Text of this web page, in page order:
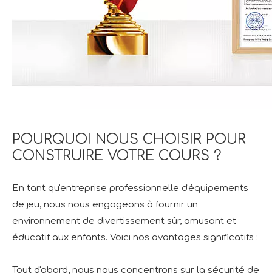
POURQUOI NOUS CHOISIR POUR
CONSTRUIRE VOTRE COURS ?
En tant qu'entreprise professionnelle d'équipements
de jeu, nous nous engageons à fournir un
environnement de divertissement sûr, amusant et
éducatif aux enfants. Voici nos avantages significatifs :
Tout d'abord, nous nous concentrons sur la sécurité de